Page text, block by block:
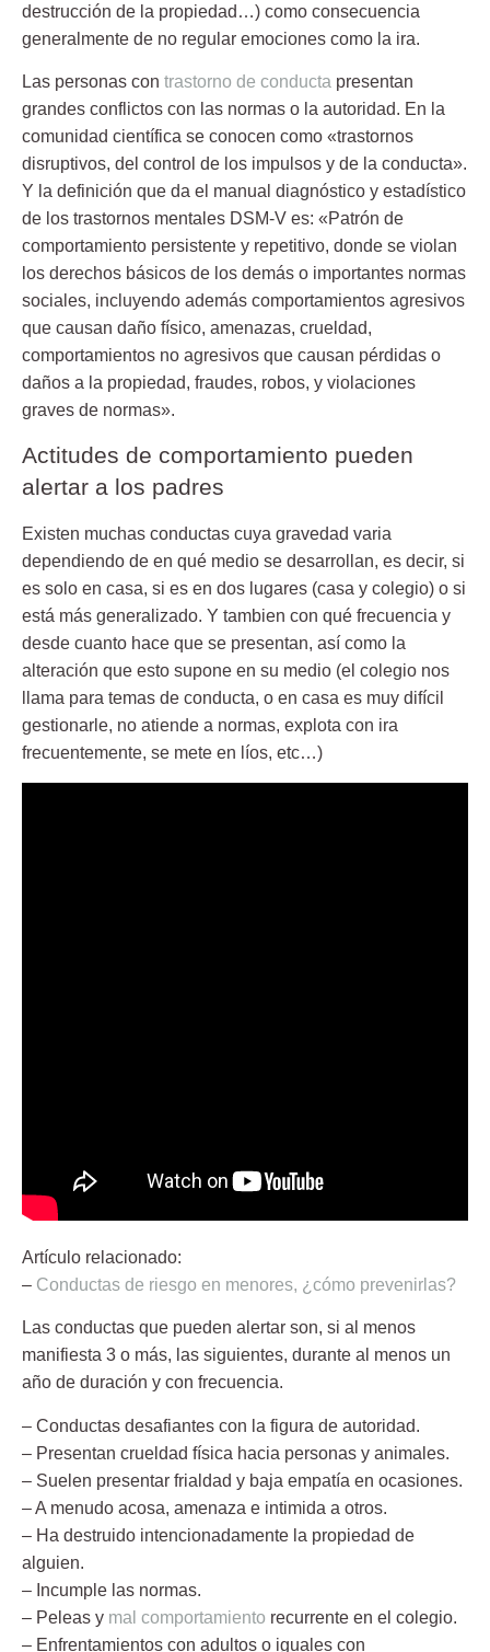
destrucción de la propiedad…) como consecuencia
generalmente de no regular emociones como la ira.
Las personas con trastorno de conducta presentan
grandes conflictos con las normas o la autoridad. En la
comunidad científica se conocen como «trastornos
disruptivos, del control de los impulsos y de la conducta».
Y la definición que da el manual diagnóstico y estadístico
de los trastornos mentales DSM-V es: «Patrón de
comportamiento persistente y repetitivo, donde se violan
los derechos básicos de los demás o importantes normas
sociales, incluyendo además comportamientos agresivos
que causan daño físico, amenazas, crueldad,
comportamientos no agresivos que causan pérdidas o
daños a la propiedad, fraudes, robos, y violaciones
graves de normas».
Actitudes de comportamiento pueden
alertar a los padres
Existen muchas conductas cuya gravedad varia
dependiendo de en qué medio se desarrollan, es decir, si
es solo en casa, si es en dos lugares (casa y colegio) o si
está más generalizado. Y tambien con qué frecuencia y
desde cuanto hace que se presentan, así como la
alteración que esto supone en su medio (el colegio nos
llama para temas de conducta, o en casa es muy difícil
gestionarle, no atiende a normas, explota con ira
frecuentemente, se mete en líos, etc…)
Artículo relacionado:
– Conductas de riesgo en menores, ¿cómo prevenirlas?
Las conductas que pueden alertar son, si al menos
manifiesta 3 o más, las siguientes, durante al menos un
año de duración y con frecuencia.
– Conductas desafiantes con la figura de autoridad.
– Presentan crueldad física hacia personas y animales.
– Suelen presentar frialdad y baja empatía en ocasiones.
– A menudo acosa, amenaza e intimida a otros.
– Ha destruido intencionadamente la propiedad de
alguien.
– Incumple las normas.
– Peleas y mal comportamiento recurrente en el colegio.
– Enfrentamientos con adultos o iguales con